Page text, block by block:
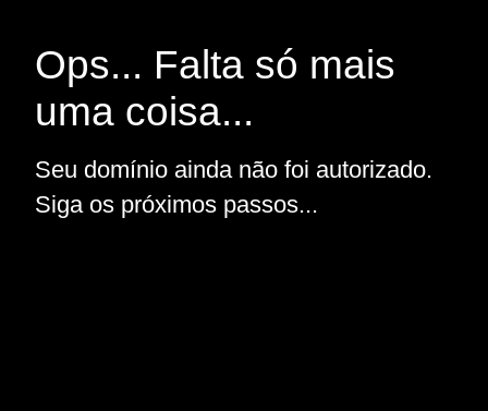
Ops... Falta só mais
uma coisa...
Seu domínio ainda não foi autorizado.
Siga os próximos passos...